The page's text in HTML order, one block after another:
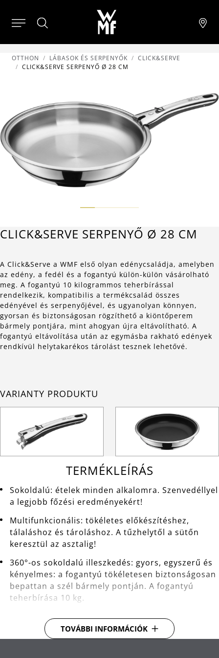
OTTHON LÁBASOK ÉS SERPENYŐK
CLICK&SERVE
CLICK&SERVE SERPENYŐ Ø 28 CM
CLICK&SERVE SERPENYŐ Ø 28 CM
A Click&Serve a WMF első olyan edénycsaládja, amelyben
az edény, a fedél és a fogantyú külön-külön vásárolható
meg. A fogantyú 10 kilogrammos teherbírással
rendelkezik, kompatibilis a termékcsalád összes
edényével és serpenyőjével, és ugyanolyan könnyen,
gyorsan és biztonságosan rögzíthető a kiöntőperem
bármely pontjára, mint ahogyan újra eltávolítható. A
fogantyú eltávolítása után az egymásba rakható edények
rendkívül helytakarékos tárolást tesznek lehetővé.
VARIANTY PRODUKTU
TERMÉKLEÍRÁS
Sokoldalú: ételek minden alkalomra. Szenvedéllyel
a legjobb főzési eredményekért!
Multifunkcionális: tökéletes előkészítéshez,
tálaláshoz és tároláshoz. A tűzhelytől a sütőn
keresztül az asztalig!
360°-os sokoldalú illeszkedés: gyors, egyszerű és
kényelmes: a fogantyú tökéletesen biztonságosan
bepattan a szél bármely pontján. A fogantyú
teherbírása 10 kg.
Levehető fogantyú: lehetővé teszi az összes edény
könnyű egymásba helyezését.
TOVÁBBI INFORMÁCIÓK